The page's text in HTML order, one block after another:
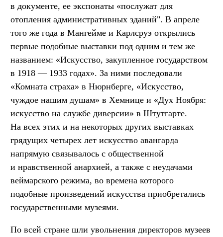
в документе, ее экспонаты «послужат для
отопления административных зданий". В апреле
того же года в Мангейме и Карлсруэ открылись
первые подобные выставки под одним и тем же
названием: «Искусство, закупленное государством
в 1918 — 1933 годах». За ними последовали
«Комната страха» в Нюрнберге, «Искусство,
чуждое нашим душам» в Хемнице и «Дух Ноября:
искусство на службе диверсии» в Штутгарте.
На всех этих и на некоторых других выставках
грядущих четырех лет искусство авангарда
напрямую связывалось с общественной
и нравственной анархией, а также с неудачами
веймарского режима, во времена которого
подобные произведений искусства приобретались
государственными музеями.
По всей стране шли увольнения директоров музеев